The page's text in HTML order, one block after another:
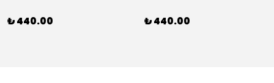
₺ 440.00 ₺ 440.00